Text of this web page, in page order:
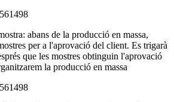
abans de la producció en massa,
per a l'aprovació del client. Es trigarà
que les mostres obtinguin l'aprovació
la producció en massa